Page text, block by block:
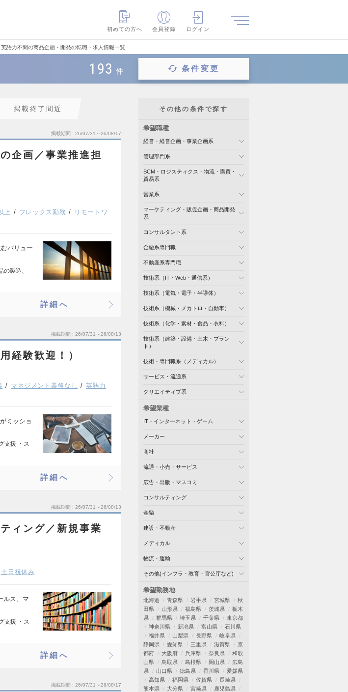
初めての方へ
会員登録 ログイン
英語力不問の商品企画・開発の転職・求人情報一覧
193 件 条件変更
掲載終了間近
掲載期間 26/07/31～26/08/17
企画／事業推進担
上 フレックス勤務
リモートワ
バリュー
製造、
詳細へ
掲載期間 26/07/31～26/08/13
経験歓迎！）
マネジメント業務なし
英語力
ミッショ
支援 ・ス
詳細へ
掲載期間 26/07/31～26/08/13
ィング／新規事業
土日祝休み
ルス、マ
支援 ・ス
詳細へ
掲載期間 26/07/31～26/08/17
その他の条件で探す
希望職種
経営・経営企画・事業企画系
管理部門系
SCM・ロジスティクス・物流・購買・
貿易系
営業系
マーケティング・販促企画・商品開発
系
コンサルタント系
金融系専門職
不動産系専門職
技術系（IT・Web・通信系）
技術系（電気・電子・半導体）
技術系（機械・メカトロ・自動車）
技術系（化学・素材・食品・衣料）
技術系（建築・設備・土木・プラン
ト）
技術・専門職系（メディカル）
サービス・流通系
クリエイティブ系
希望業種
IT・インターネット・ゲーム
メーカー
商社
流通・小売・サービス
広告・出版・マスコミ
コンサルティング
金融
建設・不動産
メディカル
物流・運輸
その他(インフラ・教育・官公庁など)
希望勤務地
北海道 青森県 岩手県 宮城県
秋
田県
山形県 福島県 茨城県
栃木
県
群馬県 埼玉県 千葉県
東京都
神奈川県
新潟県 富山県
石川県
福井県
山梨県 長野県
岐阜県
静岡県
愛知県 三重県 滋賀県
京
都府
大阪府 兵庫県 奈良県
和歌
山県
鳥取県 島根県 岡山県
広島
県
山口県 徳島県 香川県
愛媛県
高知県
福岡県 佐賀県
長崎県
熊本県
大分県 宮崎県
鹿児島県